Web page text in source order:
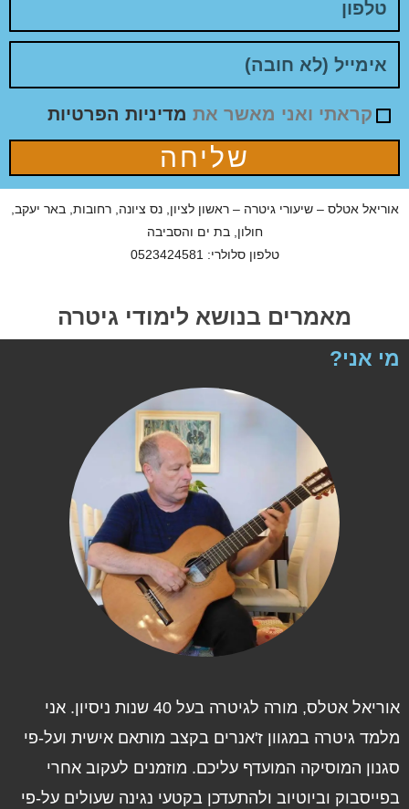
קראתי ואני מאשר אתמדיניות הפרטיות
שליחה
אטלס – שיעורי גיטרה – ראשון לציון, נס ציונה, רחובות, באר יעקב,
חולון, בת ים והסביבה
טלפון סלולרי: 0523424581
מאמרים בנושא לימודי גיטרה
אני?
אוריאל אטלס, מורה לגיטרה בעל 40 שנות ניסיון. אני
גיטרה במגוון ז'אנרים בקצב מותאם אישית ועל-פי
המוסיקה המועדף עליכם. מוזמנים לעקוב אחרי
וביוטיוב ולהתעדכן בקטעי נגינה שעולים על-פי